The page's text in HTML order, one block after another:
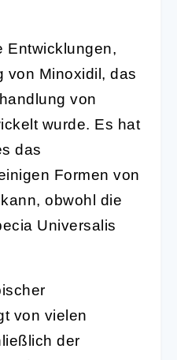
Entwicklungen,
von Minoxidil, das
von
wurde. Es hat
das
Formen von
obwohl die
Universalis
von vielen
der